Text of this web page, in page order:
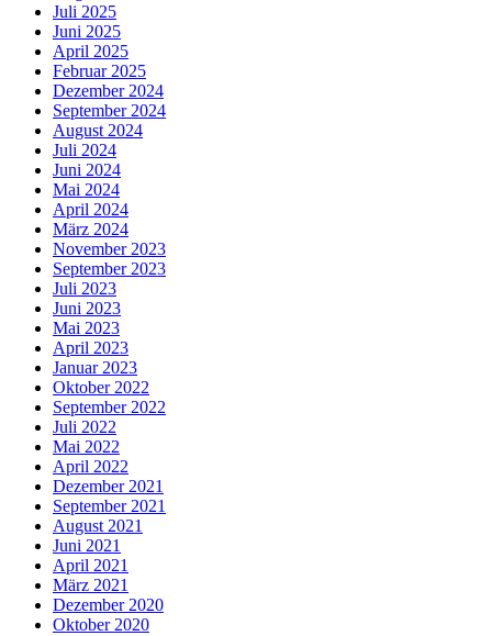
Juli 2025
Juni 2025
April 2025
Februar 2025
Dezember 2024
September 2024
August 2024
Juli 2024
Juni 2024
Mai 2024
April 2024
März 2024
November 2023
September 2023
Juli 2023
Juni 2023
Mai 2023
April 2023
Januar 2023
Oktober 2022
September 2022
Juli 2022
Mai 2022
April 2022
Dezember 2021
September 2021
August 2021
Juni 2021
April 2021
März 2021
Dezember 2020
Oktober 2020